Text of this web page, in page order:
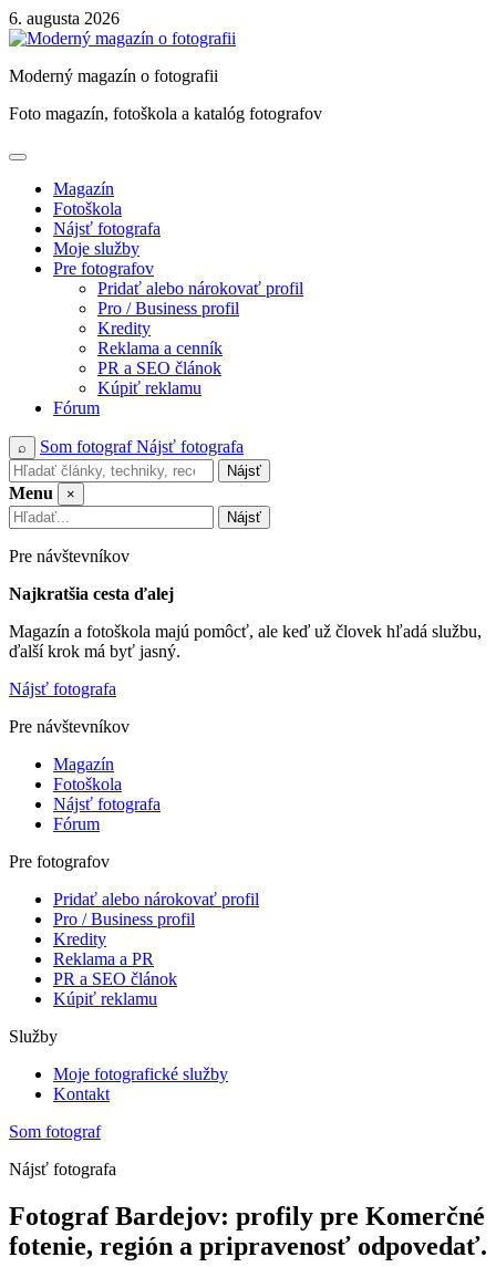
Skip
to
6. augusta 2026
Moderný magazín o fotografii
Foto magazín, fotoškola a katalóg fotografov
Magazín
Fotoškola
Nájsť fotografa
Moje služby
Pre fotografov
Pridať alebo nárokovať profil
Pro / Business profil
Kredity
Reklama a cenník
PR a SEO článok
Kúpiť reklamu
Fórum
⌕ Som fotografNájsť fotografa
Nájsť
Menu
×
Nájsť
Pre návštevníkov
Najkratšia cesta ďalej
Magazín a fotoškola majú pomôcť, ale keď už človek hľadá službu,
ďalší krok má byť jasný.
Nájsť fotografa
Pre návštevníkov
Magazín
Fotoškola
Nájsť fotografa
Fórum
Pre fotografov
Pridať alebo nárokovať profil
Pro / Business profil
Kredity
Reklama a PR
PR a SEO článok
Kúpiť reklamu
Služby
Moje fotografické služby
Kontakt
Som fotograf
Nájsť fotografa
Fotograf Bardejov: profily pre Komerčné
fotenie, región a pripravenosť odpovedať.